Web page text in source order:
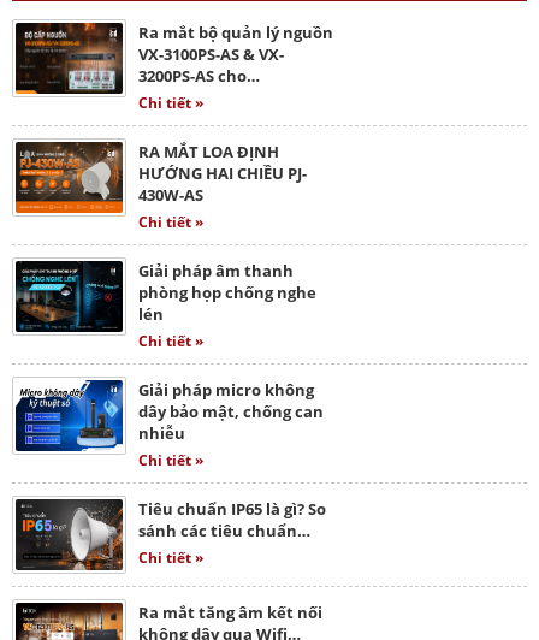
Ra mắt bộ quản lý nguồn
VX-3100PS-AS & VX-
3200PS-AS cho…
Chi tiết »
RA MẮT LOA ĐỊNH
HƯỚNG HAI CHIỀU PJ-
430W-AS
Chi tiết »
Giải pháp âm thanh
phòng họp chống nghe
lén
Chi tiết »
Giải pháp micro không
dây bảo mật, chống can
nhiễu
Chi tiết »
Tiêu chuẩn IP65 là gì? So
sánh các tiêu chuẩn…
Chi tiết »
Ra mắt tăng âm kết nối
không dây qua Wifi…